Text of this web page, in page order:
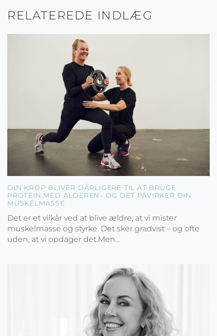
RELATEREDE INDLÆG
DIN KROP BLIVER DÅRLIGERE TIL AT BRUGE
PROTEIN MED ALDEREN– OG DET PÅVIRKER DIN
MUSKELMASSE
Det er et vilkår ved at blive ældre, at vi mister
muskelmasse og styrke. Det sker gradvist – og ofte
uden, at vi opdager det.Men...